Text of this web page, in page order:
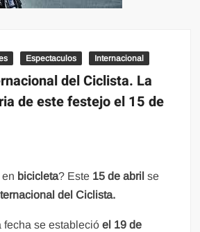
Espectaculos Internacional
del Ciclista. La
de este festejo el 15 de
bicicleta? Este 15 de abril se
del Ciclista.
fecha se establecióel 19 de